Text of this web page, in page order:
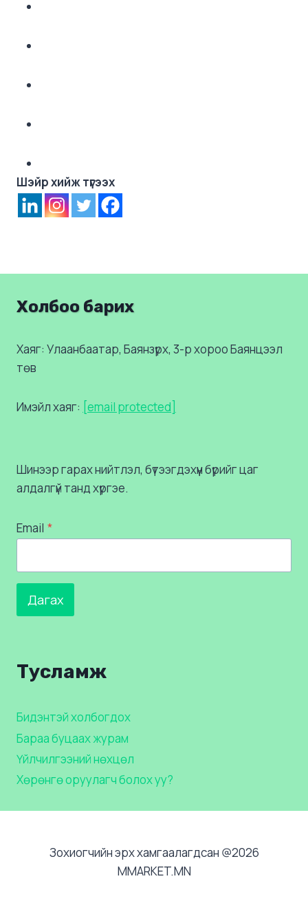
Шэйр хийж түгээх
Холбоо барих
Хаяг: Улаанбаатар, Баянзүрх, 3-р хороо Баянцээл
төв
Имэйл хаяг: [email protected]
Шинээр гарах нийтлэл, бүтээгдэхүүн бүрийг цаг
алдалгүй танд хүргэе.
Email *
Дагах
Тусламж
Бидэнтэй холбогдох
Бараа буцаах журам
Үйлчилгээний нөхцөл
Хөрөнгө оруулагч болох уу?
Зохиогчийн эрх хамгаалагдсан @2026
MMARKET.MN